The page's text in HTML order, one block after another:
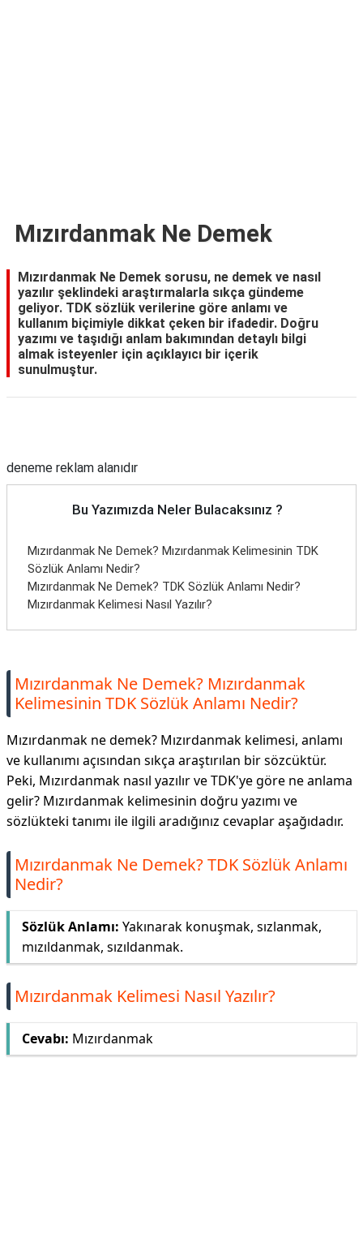
Mızırdanmak Ne Demek
Mızırdanmak Ne Demek sorusu, ne demek ve nasıl
yazılır şeklindeki araştırmalarla sıkça gündeme
geliyor. TDK sözlük verilerine göre anlamı ve
kullanım biçimiyle dikkat çeken bir ifadedir. Doğru
yazımı ve taşıdığı anlam bakımından detaylı bilgi
almak isteyenler için açıklayıcı bir içerik
sunulmuştur.
deneme reklam alanıdır
Bu Yazımızda Neler Bulacaksınız ?
Mızırdanmak Ne Demek? Mızırdanmak Kelimesinin TDK
Sözlük Anlamı Nedir?
Mızırdanmak Ne Demek? TDK Sözlük Anlamı Nedir?
Mızırdanmak Kelimesi Nasıl Yazılır?
Mızırdanmak Ne Demek? Mızırdanmak
Kelimesinin TDK Sözlük Anlamı Nedir?
Mızırdanmak ne demek? Mızırdanmak kelimesi, anlamı
ve kullanımı açısından sıkça araştırılan bir sözcüktür.
Peki, Mızırdanmak nasıl yazılır ve TDK'ye göre ne anlama
gelir? Mızırdanmak kelimesinin doğru yazımı ve
sözlükteki tanımı ile ilgili aradığınız cevaplar aşağıdadır.
Mızırdanmak Ne Demek? TDK Sözlük Anlamı
Nedir?
Sözlük Anlamı: Yakınarak konuşmak, sızlanmak,
mızıldanmak, sızıldanmak.
Mızırdanmak Kelimesi Nasıl Yazılır?
Cevabı: Mızırdanmak